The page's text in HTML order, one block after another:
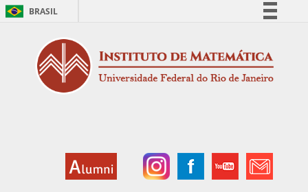
BRASIL
Comunica BR
Participe